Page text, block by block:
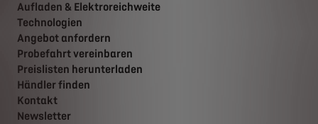
Aufladen & Elektroreichweite
Technologien
Angebot anfordern
Probefahrt vereinbaren
Preislisten herunterladen
Händler finden
Kontakt
Newsletter